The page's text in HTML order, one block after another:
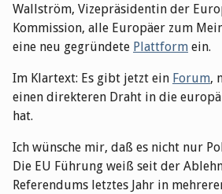
Wallström, Vizepräsidentin der
Kommission, alle Europäer zum
eine neu gegründete Plattform ein.
Im Klartext: Es gibt jetzt ein Forum,
einen direkteren Draht in die
hat.
Ich wünsche mir, daß es nicht nur
Die EU Führung weiß seit der
Referendums letztes Jahr in